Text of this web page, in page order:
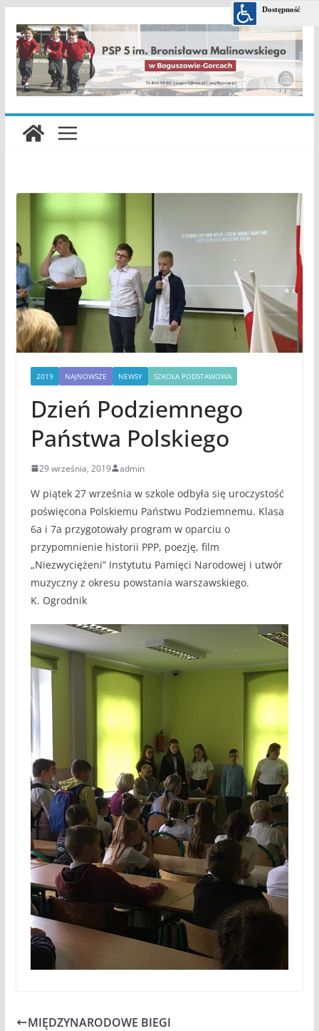
treści
2019 NAJNOWSZE NEWSY SZKOŁA PODSTAWOWA
Dzień Podziemnego
Państwa Polskiego
29 września, 2019 admin
W piątek 27 września w szkole odbyła się uroczystość
poświęcona Polskiemu Państwu Podziemnemu. Klasa
6a i 7a przygotowały program w oparciu o
przypomnienie historii PPP, poezję, film
„Niezwyciężeni” Instytutu Pamięci Narodowej i utwór
muzyczny z okresu powstania warszawskiego.
K. Ogrodnik
MIĘDZYNARODOWE BIEGI